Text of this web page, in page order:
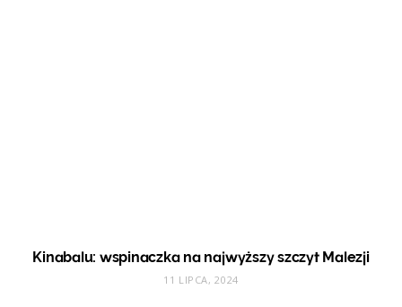
Kinabalu: wspinaczka na najwyższy szczyt Malezji
11 LIPCA, 2024